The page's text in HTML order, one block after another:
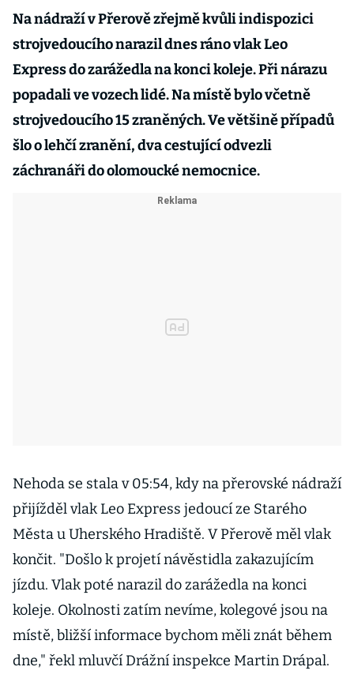
Na nádraží v Přerově zřejmě kvůli indispozici
strojvedoucího narazil dnes ráno vlak Leo
Express do zarážedla na konci koleje. Při nárazu
popadali ve vozech lidé. Na místě bylo včetně
strojvedoucího 15 zraněných. Ve většině případů
šlo o lehčí zranění, dva cestující odvezli
záchranáři do olomoucké nemocnice.
Nehoda se stala v 05:54, kdy na přerovské nádraží
přijížděl vlak Leo Express jedoucí ze Starého
Města u Uherského Hradiště. V Přerově měl vlak
končit. "Došlo k projetí návěstidla zakazujícím
jízdu. Vlak poté narazil do zarážedla na konci
koleje. Okolnosti zatím nevíme, kolegové jsou na
místě, bližší informace bychom měli znát během
dne," řeklmluvčí Drážní inspekce Martin Drápal.